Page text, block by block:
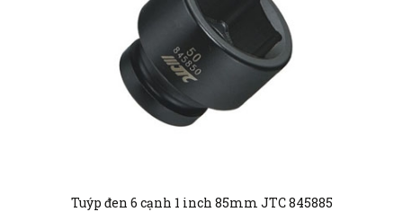
Tuýp đen 6 cạnh 1 inch 85mm JTC 845885